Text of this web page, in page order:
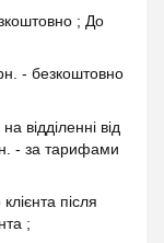
; До
- безкоштовно
відділенні від
- за тарифами
після
;